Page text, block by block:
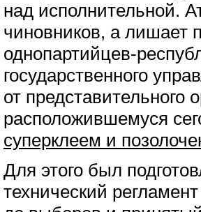
над исполнительной.
чиновников, а лишает
однопартийцев-
государственного
от представительного
расположившемуся
суперклеем и
Для этого был
технический